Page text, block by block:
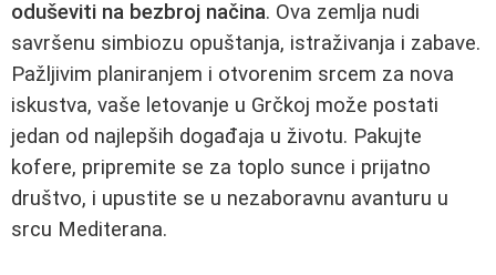
oduševiti na bezbroj načina. Ova zemlja nudi
savršenu simbiozu opuštanja, istraživanja i zabave.
Pažljivim planiranjem i otvorenim srcem za nova
iskustva, vaše letovanje u Grčkoj može postati
jedan od najlepših događaja u životu. Pakujte
kofere, pripremite se za toplo sunce i prijatno
društvo, i upustite se u nezaboravnu avanturu u
srcu Mediterana.